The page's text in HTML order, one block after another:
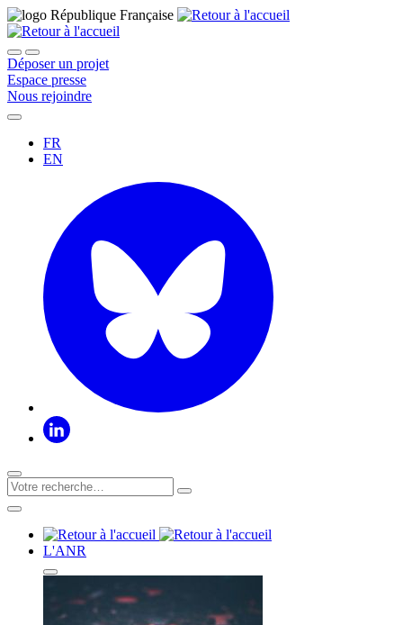
Déposer un projet
Espace presse
Nous rejoindre
FR
EN
L'ANR